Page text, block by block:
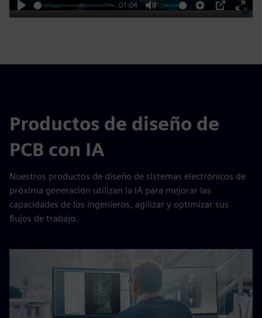
Play
01:04
Mute Settings
PIP
Enter
Productos de diseño de
PCB con IA
Nuestros productos de diseño de sistemas electrónicos de
próxima generación utilizan la IA para mejorar las
capacidades de los ingenieros, agilizar y optimizar sus
flujos de trabajo.